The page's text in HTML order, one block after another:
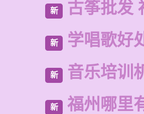
新 古筝批发
新 学唱歌好
新 音乐培训
新 福州哪里